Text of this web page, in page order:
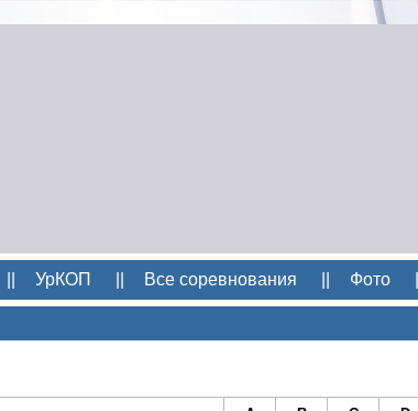
УрКОП Все соревнования Фото